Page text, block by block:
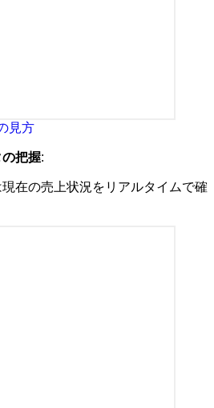
見方
の把握:
在の売上状況をリアルタイムで確